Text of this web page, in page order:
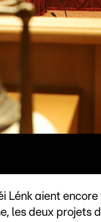
Lénk aient
les deux projets